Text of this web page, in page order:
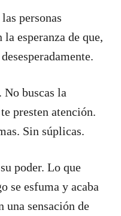
personas
esperanza de que,
No buscas la
presten atención.
Sin súplicas.
poder. Lo que
se esfuma y acaba
una sensación de